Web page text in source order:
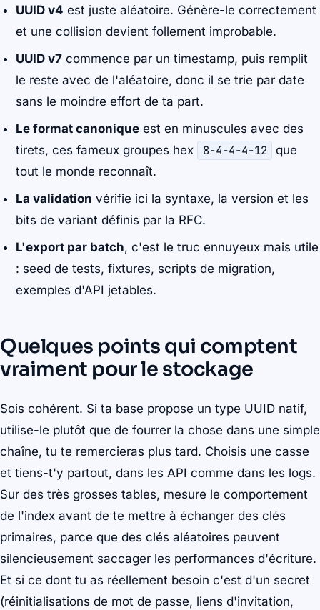
UUID v4 est juste aléatoire. Génère-le correctement
et une collision devient follement improbable.
UUID v7 commence par un timestamp, puis remplit
le reste avec de l'aléatoire, donc il se trie par date
sans le moindre effort de ta part.
Le format canonique est en minuscules avec des
tirets, ces fameux groupes hex
8-4-4-4-12
que
tout le monde reconnaît.
La validation vérifie ici la syntaxe, la version et les
bits de variant définis par la RFC.
L'export par batch, c'est le truc ennuyeux mais utile
: seed de tests, fixtures, scripts de migration,
exemples d'API jetables.
Quelques points qui comptent
vraiment pour le stockage
Sois cohérent. Si ta base propose un type UUID natif,
utilise-le plutôt que de fourrer la chose dans une simple
chaîne, tu te remercieras plus tard. Choisis une casse
et tiens-t'y partout, dans les API comme dans les logs.
Sur des très grosses tables, mesure le comportement
de l'index avant de te mettre à échanger des clés
primaires, parce que des clés aléatoires peuvent
silencieusement saccager les performances d'écriture.
Et si ce dont tu as réellement besoin c'est d'un secret
(réinitialisations de mot de passe, liens d'invitation,